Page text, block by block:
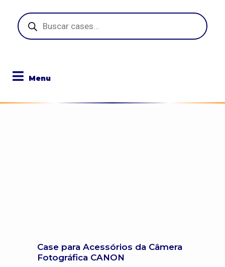
Pesquisar
produtos
Case para Acessórios da Câmera
Fotográfica CANON